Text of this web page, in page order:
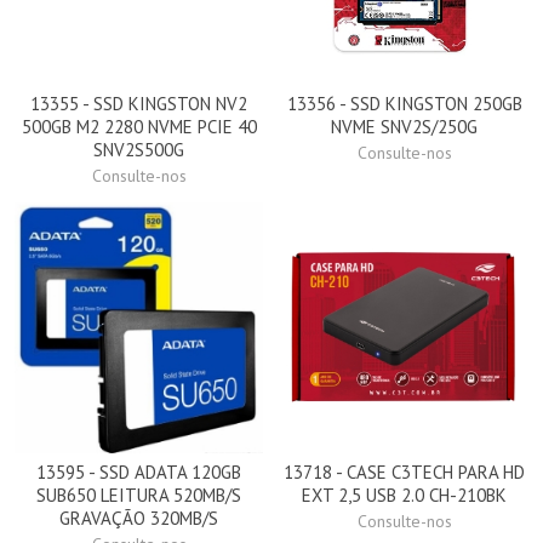
13355 - SSD KINGSTON NV2
500GB M2 2280 NVME PCIE 40
SNV2S500G
Consulte-nos
13356 - SSD KINGSTON 250GB
NVME SNV2S/250G
Consulte-nos
13595 - SSD ADATA 120GB
SUB650 LEITURA 520MB/S
GRAVAÇÃO 320MB/S
13718 - CASE C3TECH PARA HD
EXT 2,5 USB 2.0 CH-210BK
Consulte-nos